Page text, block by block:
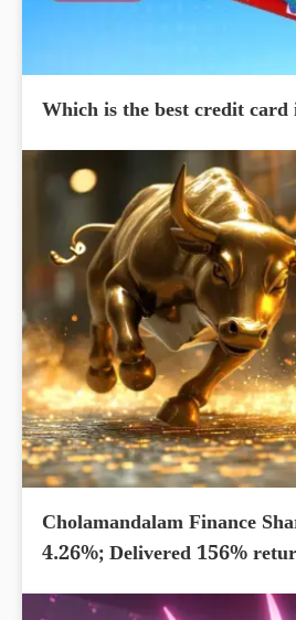
Which is the best credit
Cholamandalam Finance
4.26%; Delivered 156%